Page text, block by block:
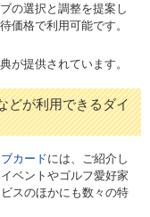
の選択と調整を提案し
価格で利用可能です。
が提供されています。
どが利用できるダイ
カードには、ご紹介し
ベントやゴルフ愛好家
スのほかにも数々の特